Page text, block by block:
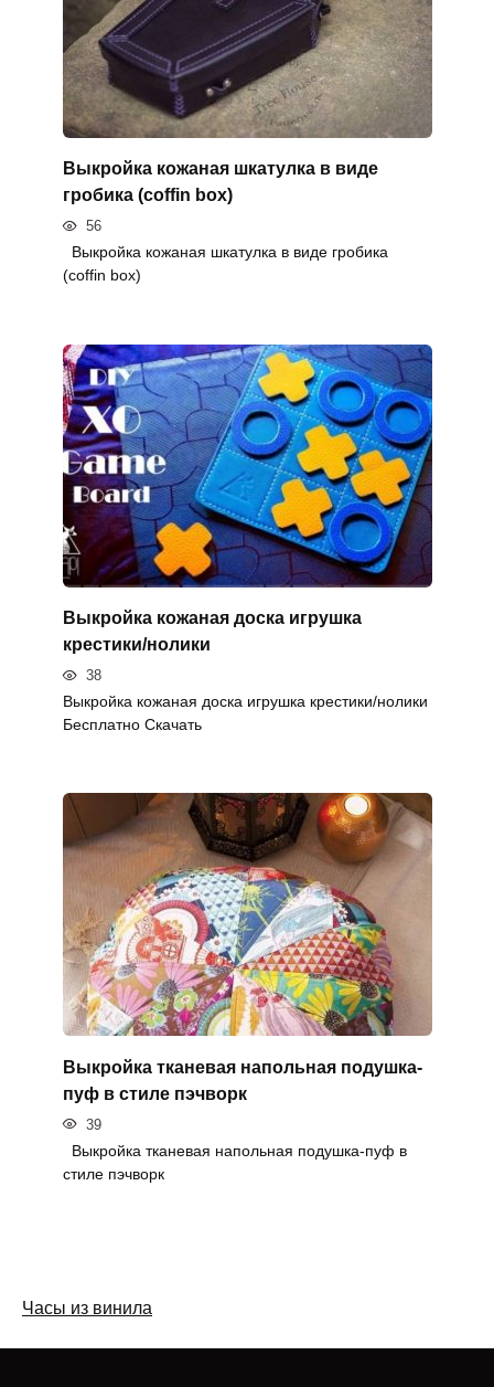
Выкройка кожаная шкатулка в виде
гробика (coffin box)
56
Выкройка кожаная шкатулка в виде гробика
(coffin box)
Выкройка кожаная доска игрушка
крестики/нолики
38
Выкройка кожаная доска игрушка крестики/нолики
Бесплатно Скачать
Выкройка тканевая напольная подушка-
пуф в стиле пэчворк
39
Выкройка тканевая напольная подушка-пуф в
стиле пэчворк
Часы из винила